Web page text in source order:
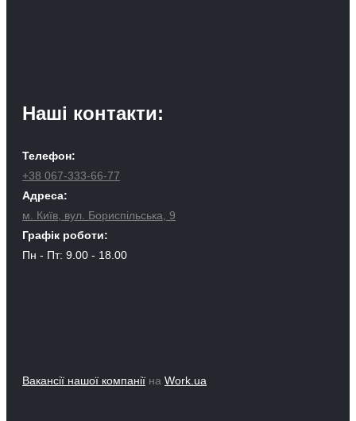
Наші контакти:
Телефон:
+38 067-333-66-77
Адреса:
м. Київ, вул. Бориспільська, 9
Графік роботи:
Пн - Пт: 9.00 - 18.00
Вакансії нашої компанії на Work.ua